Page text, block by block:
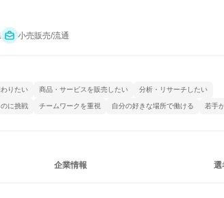
小売販売/流通
りたい 商品・サービスを販売したい 分析・リサーチしたい
に挑戦 チームワークを重視 自分の好きな場所で働ける 若手
企業情報 選